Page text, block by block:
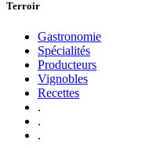
Terroir
Gastronomie
Spécialités
Producteurs
Vignobles
Recettes
.
.
.